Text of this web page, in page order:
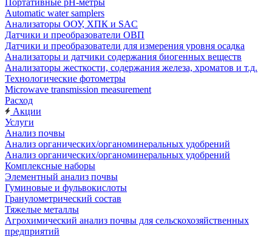
Портативные pH-метры
Automatic water samplers
Анализаторы ООУ, ХПК и SAC
Датчики и преобразователи ОВП
Датчики и преобразователи для измерения уровня осадка
Анализаторы и датчики содержания биогенных веществ
Анализаторы жесткости, содержания железа, хроматов и т.д.
Технологические фотометры
Microwave transmission measurement
Расход
Акции
Услуги
Анализ почвы
Анализ органических/органоминеральных удобрений
Анализ органических/органоминеральных удобрений
Комплексные наборы
Элементный анализ почвы
Гуминовые и фульвокислоты
Гранулометрический состав
Тяжелые металлы
Агрохимический анализ почвы для сельскохозяйственных
предприятий